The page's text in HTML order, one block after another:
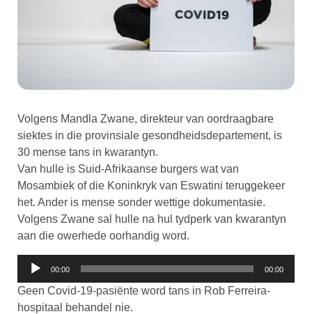
Volgens Mandla Zwane, direkteur van oordraagbare
siektes in die provinsiale gesondheidsdepartement, is
30 mense tans in kwarantyn.
Van hulle is Suid-Afrikaanse burgers wat van
Mosambiek of die Koninkryk van Eswatini teruggekeer
het. Ander is mense sonder wettige dokumentasie.
Volgens Zwane sal hulle na hul tydperk van kwarantyn
aan die owerhede oorhandig word.
Klankspeler
00:00 00:00
Geen Covid-19-pasiënte word tans in Rob Ferreira-
hospitaal behandel nie.